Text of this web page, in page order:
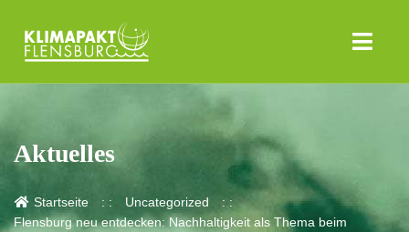
Aktuelles
Startseite
Uncategorized
Flensburg neu entdecken: Nachhaltigkeit als Thema beim